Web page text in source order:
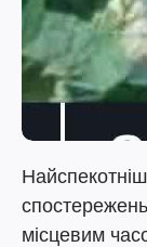
місцевим